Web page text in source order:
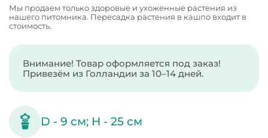
Мы продаем только здоровые и ухоженные растения из
нашего питомника. Пересадка растения в кашпо входит в
стоимость.
Внимание! Товар оформляется под заказ!
Привезём из Голландии за 10–14 дней.
D -9 см; H -25 см